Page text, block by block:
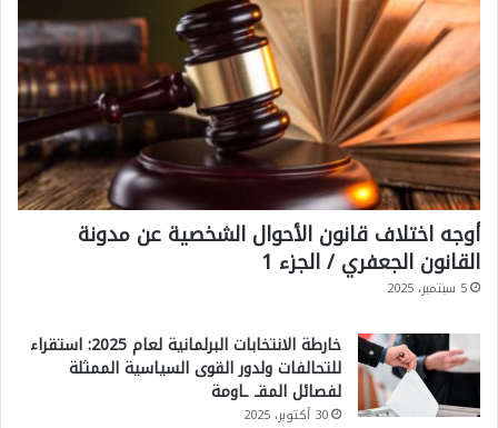
أوجه اختلاف قانون الأحوال الشخصية عن مدونة
القانون الجعفري / الجزء 1
5 سبتمبر، 2025
خارطة الانتخابات البرلمانية لعام 2025: استقراء
للتحالفات ولدور القوى السياسية الممثلة
لفصائل المقـ ـاومة
30 أكتوبر، 2025